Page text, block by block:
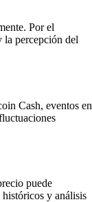
Por el
la percepción del
Cash, eventos en
puede
y análisis